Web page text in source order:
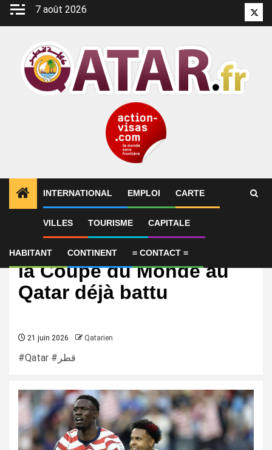
Aller
7 août 2026
INTERNATIONAL EMPLOI CARTE
VILLES TOURISME CAPITALE
HABITANT CONTINENT = CONTACT =
International
CdM 2026 : un record de
la Coupe du Monde au
Qatar déjà battu
21 juin 2026 Qatarien
#Qatar #قطر